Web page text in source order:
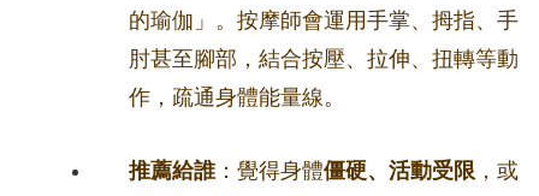
的瑜伽」。按摩師會運用手掌、拇指、手
肘甚至腳部，結合按壓、拉伸、扭轉等動
作，疏通身體能量線。
推薦給誰：覺得身體僵硬、活動受限 ，或